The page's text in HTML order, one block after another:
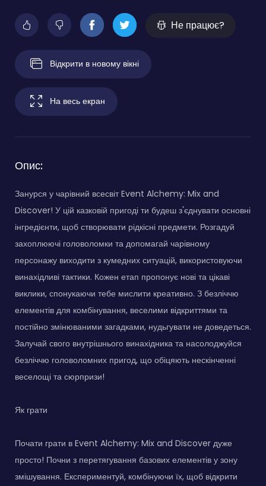
Не працює?
Відкрити в новому вікні
На весь екран
Опис:
Занурся у чарівний всесвіт Event Alchemy: Mix and
Discover! У цій казковій пригоді ти будеш з'єднувати основні
інгредієнти, щоб створювати рідкісні предмети. Розгадуй
захоплюючі головоломки та допомагай чарівному
персонажу виходити з кумедних ситуацій, використовуючи
винахідливі тактики. Кожен етап пропонує нові та цікаві
виклики, спонукаючи тебе мислити креативно. З безліччю
елементів для комбінування, веселими відкриттями та
постійно змінюваними загадками, нудьгувати не доведеться.
Залучай свого внутрішнього винахідника та насолоджуйся
безліччю головоломних пригод, що обіцяють нескінченні
веселощі та сюрпризи!
Як грати
Почати грати в Event Alchemy: Mix and Discover дуже
просто! Почни з перетягування базових елементів у зону
змішування. Експериментуй, комбінуючи їх, щоб відкрити